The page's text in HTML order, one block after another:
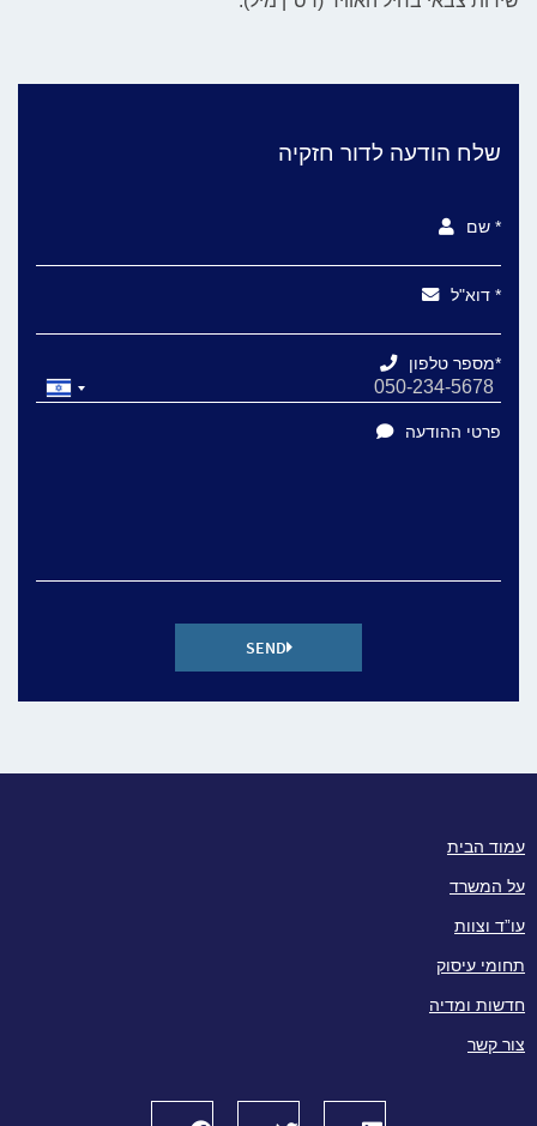
שלח הודעה לדור חזקיה
שם *
דוא"ל *
מספר טלפון*
פרטי ההודעה
SEND
עמוד הבית
על המשרד
עו”ד וצוות
תחומי עיסוק
חדשות ומדיה
צור קשר
Facebook Twitter